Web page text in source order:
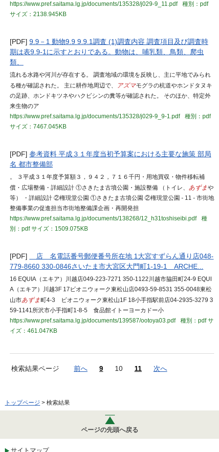
https://www.pref.saitama.lg.jp/documents/135328/j029-9_11.pdf
種別：pdf
サイズ：2138.945KB
[PDF] 9.9－1 動物9.9 9.9.1調査 (1)調査内容 調査項目及び調査時
期は表9.9-1に示すとおりである。動物は、哺乳類、鳥類、爬虫
類、
流れる水路や河川が存在する。 調査地域の環境を反映し、主に平地でみられ
る種が確認された。 主に耕作地周辺で、
アズマモグラの杭道やホンドタヌキ
の足跡、ホンドキツネやハクビシンの糞等が確認された。 そのほか、特定外
来生物のア
https://www.pref.saitama.lg.jp/documents/135328/j029-9_9-1.pdf
種別：pdf
サイズ：7467.045KB
[PDF] 参考資料 平成３１年度当初予算案における主要な施策 部局
名 都市整備部
。 ３平成３１年度予算額３，９４２，７１６千円・用地買収・物件移転補
償・広場整備・詳細設計 ①さきたま古墳公園・施設整備 （トイレ、 あずまや
等） ・詳細設計 ②権現堂公園 ①さきたま古墳公園 ②権現堂公園 - 11 - 市街地
整備事業の促進担当市街地整備課企画・再開発担
https://www.pref.saitama.lg.jp/documents/138268/12_h31toshiseibi.pdf
種
別：pdfサイズ：1509.075KB
[PDF]
店 名電話番号郵便番号所在地 1大宮すずらん通り店048-
779-8660 330-0846さいたま市大宮区大門町1-19-1 ARCHE...
16 EQUIA（エキア）川越店049-223-7271 350-1122川越市脇田町24-9 EQUI
A（エキア）川越3F 17ビオニウォーク東松山店0493-59-8531 355-0048東松
山市あずま町4-3 ビオニウォーク東松山1F 18小手指駅前店04-2935-3279 3
59-1141所沢市小手指町1-8-5 食品館イトーヨーカドー小
https://www.pref.saitama.lg.jp/documents/139587/ootoya03.pdf
種別：pdfサ
イズ：461.047KB
検索結果ページ 前へ 9 10 11 次へ
トップページ > 検索結果
ページの先頭へ戻る
サイトマップ